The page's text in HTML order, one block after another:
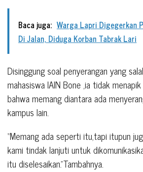
Baca juga: Warga Lapri Digegerkan
Di Jalan, Diduga Korban Tabrak Lari
Disinggung soal penyerangan yang
mahasiswa IAIN Bone ,ia tidak
bahwa memang diantara ada
kampus lain.
“Memang ada seperti itu,tapi itupun
kami tindak lanjuti untuk
itu diselesaikan.”Tambahnya.